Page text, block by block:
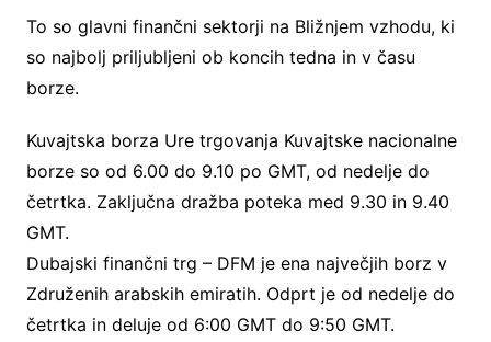
To so glavni finančni sektorji na Bližnjem vzhodu, ki
so najbolj priljubljeni ob koncih tedna in v času
borze.
Kuvajtska borza Ure trgovanja Kuvajtske nacionalne
borze so od 6.00 do 9.10 po GMT, od nedelje do
četrtka. Zaključna dražba poteka med 9.30 in 9.40
GMT.
Dubajski finančni trg – DFM je ena največjih borz v
Združenih arabskih emiratih. Odprt je od nedelje do
četrtka in deluje od 6:00 GMT do 9:50 GMT.